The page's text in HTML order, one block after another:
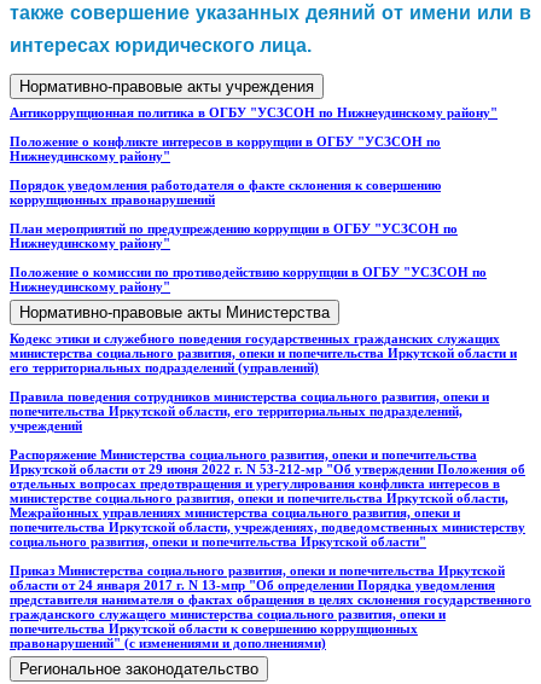
также совершение указанных деяний от имени или в
интересах юридического лица.
Нормативно-правовые акты учреждения
Антикоррупционная политика в ОГБУ "УСЗСОН по Нижнеудинскому району"
Положение о конфликте интересов в коррупции в ОГБУ "УСЗСОН по
Нижнеудинскому району"
Порядок уведомления работодателя о факте склонения к совершению
коррупционных правонарушений
План мероприятий по предупреждению коррупции в ОГБУ "УСЗСОН по
Нижнеудинскому району"
Положение о комиссии по противодействию коррупции в ОГБУ "УСЗСОН по
Нижнеудинскому району"
Нормативно-правовые акты Министерства
Кодекс этики и служебного поведения государственных гражданских служащих
министерства социального развития, опеки и попечительства Иркутской области и
его территориальных подразделений (управлений)
Правила поведения сотрудников министерства социального развития, опеки и
попечительства Иркутской области, его территориальных подразделений,
учреждений
Распоряжение Министерства социального развития, опеки и попечительства
Иркутской области от 29 июня 2022 г. N 53-212-мр "Об утверждении Положения об
отдельных вопросах предотвращения и урегулирования конфликта интересов в
министерстве социального развития, опеки и попечительства Иркутской области,
Межрайонных управлениях министерства социального развития, опеки и
попечительства Иркутской области, учреждениях, подведомственных министерству
социального развития, опеки и попечительства Иркутской области"
Приказ Министерства социального развития, опеки и попечительства Иркутской
области от 24 января 2017 г. N 13-мпр "Об определении Порядка уведомления
представителя нанимателя о фактах обращения в целях склонения государственного
гражданского служащего министерства социального развития, опеки и
попечительства Иркутской области к совершению коррупционных
правонарушений" (с изменениями и дополнениями)
Региональное законодательство